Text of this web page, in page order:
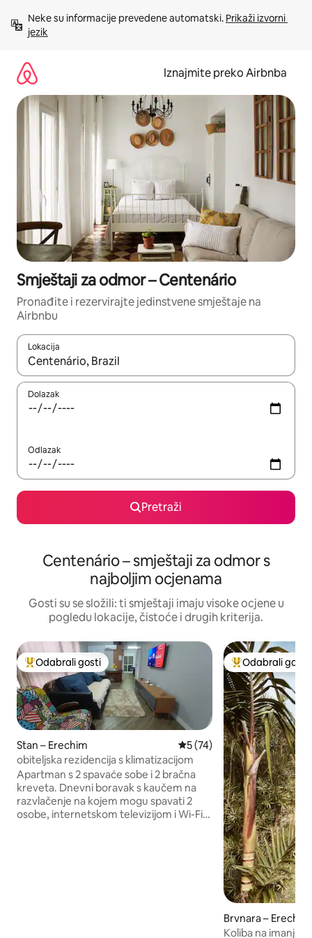
sadržaj
Neke su informacije prevedene automatski. Prikaži izvorni
jezik
Iznajmite preko Airbnba
Smještaji za odmor – Centenário
Pronađite i rezervirajte jedinstvene smještaje na
Airbnbu
Lokacija
Kada budu dostupni rezultati, moći ćete ih pregledati
Dolazak
Odlazak
Pretraži
Centenário – smještaji za odmor s
najboljim ocjenama
Gosti su se složili: ti smještaji imaju visoke ocjene u
pogledu lokacije, čistoće i drugih kriterija.
Među najviše rangiranima s oznakom „Odabrali gosti”
Odabrali gosti
Stan – Erechim Prosječna ocjena: 5/5,
5 (74)
obiteljska rezidencija s klimatizacijom
Apartman s 2 spavaće sobe i 2 bračna
kreveta. Dnevni boravak s kaučem na
razvlačenje na kojem mogu spavati 2
osobe, internetskom televizijom i Wi-Fi
Među najviše
Odabrali gosti
Brvnara – Erechim
Koliba na imanju